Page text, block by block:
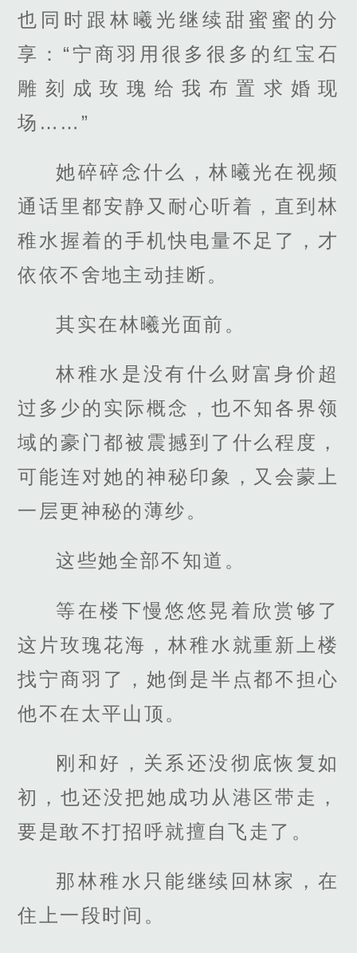
也同时跟林曦光继续甜蜜蜜的分
享：“宁商羽用很多很多的红宝石
雕刻成玫瑰给我布置求婚现
场……”
她碎碎念什么，林曦光在视频
通话里都安静又耐心听着，直到林
稚水握着的手机快电量不足了，才
依依不舍地主动挂断。
其实在林曦光面前。
林稚水是没有什么财富身价超
过多少的实际概念，也不知各界领
域的豪门都被震撼到了什么程度，
可能连对她的神秘印象，又会蒙上
一层更神秘的薄纱。
这些她全部不知道。
等在楼下慢悠悠晃着欣赏够了
这片玫瑰花海，林稚水就重新上楼
找宁商羽了，她倒是半点都不担心
他不在太平山顶。
刚和好，关系还没彻底恢复如
初，也还没把她成功从港区带走，
要是敢不打招呼就擅自飞走了。
那林稚水只能继续回林家，在
住上一段时间。